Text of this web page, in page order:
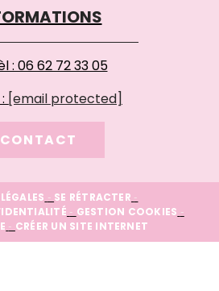
: 06 62 72 33 05
[email protected]
CONTACT
SE RÉTRACTER
GESTION COOKIES
CRÉER UN SITE INTERNET